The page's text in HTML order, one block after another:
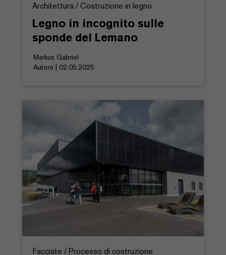
Architettura / Costruzione in legno
Legno in incognito sulle
sponde del Lemano
Markus Gabriel
Autore | 02.05.2025
Facciate / Processo di costruzione